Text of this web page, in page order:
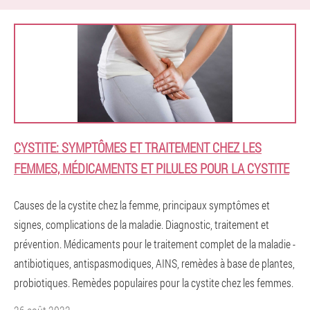
CYSTITE: SYMPTÔMES ET TRAITEMENT CHEZ LES
FEMMES, MÉDICAMENTS ET PILULES POUR LA CYSTITE
Causes de la cystite chez la femme, principaux symptômes et
signes, complications de la maladie. Diagnostic, traitement et
prévention. Médicaments pour le traitement complet de la maladie -
antibiotiques, antispasmodiques, AINS, remèdes à base de plantes,
probiotiques. Remèdes populaires pour la cystite chez les femmes.